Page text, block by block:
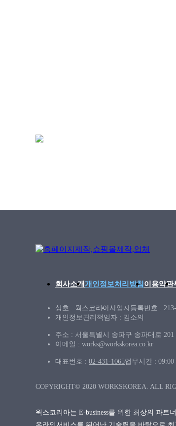
회사소개개인정보처리방침 이용약관
상호 : 웍스코리아사업자등록번호 :
개인정보관리책임자 : 김소의
주소 : 서울특별시 송파구 송파대로
이메일 : works@workskorea.co.kr
대표번호 : 02-431-1065업무시간 : 09:00
COPYRIGHT© 2020 WORKSKOREA. ALL
웍스코리아는 E-business를 위한 최상의 파트